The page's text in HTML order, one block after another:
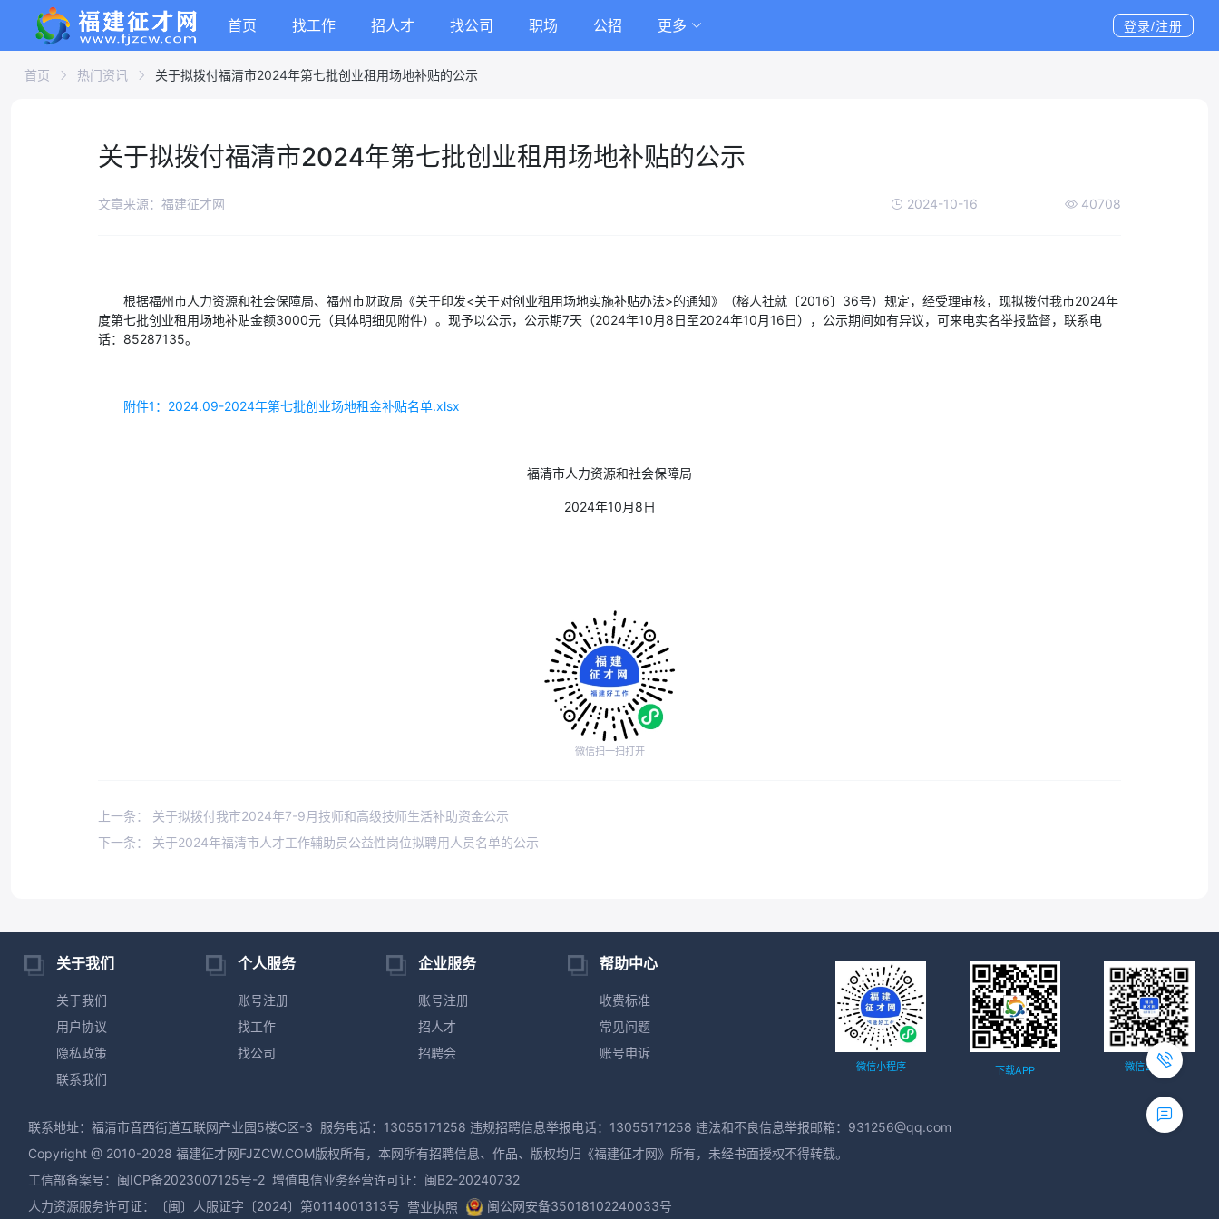
首页 找工作 招人才 找公司 职场 公招 更多 登录/注册
首页 热门资讯 关于拟拨付福清市2024年第七批创业租用场地补贴的公示
关于拟拨付福清市2024年第七批创业租用场地补贴的公示
文章来源：福建征才网 2024-10-16 40708
根据福州市人力资源和社会保障局、福州市财政局《关于印发<关于对创业租用场地实施补贴办法>的通知》（榕人社就〔2016〕36号）规定，经受理审核，现拟拨付我市2024年
度第七批创业租用场地补贴金额3000元（具体明细见附件）。现予以公示，公示期7天（2024年10月8日至2024年10月16日），公示期间如有异议，可来电实名举报监督，联系电
话：85287135。
附件1：2024.09-2024年第七批创业场地租金补贴名单.xlsx
福清市人力资源和社会保障局
2024年10月8日
微信扫一扫打开
上一条： 关于拟拨付我市2024年7-9月技师和高级技师生活补助资金公示
下一条： 关于2024年福清市人才工作辅助员公益性岗位拟聘用人员名单的公示
关于我们
关于我们
用户协议
隐私政策
联系我们
个人服务
账号注册
找工作
找公司
企业服务
账号注册
招人才
招聘会
帮助中心
收费标准
常见问题
账号申诉
微信小程序 下载APP 微信公众号
联系地址：福清市音西街道互联网产业园5楼C区-3 服务电话：13055171258 违规招聘信息举报电话：13055171258 违法和不良信息举报邮箱：931256@qq.com
Copyright @ 2010-2028 福建征才网FJZCW.COM版权所有，本网所有招聘信息、作品、版权均归《福建征才网》所有，未经书面授权不得转载。
工信部备案号： 闽ICP备2023007125号-2 增值电信业务经营许可证：闽B2-20240732
人力资源服务许可证：〔闽〕人服证字〔2024〕第0114001313号 营业执照 闽公网安备35018102240033号